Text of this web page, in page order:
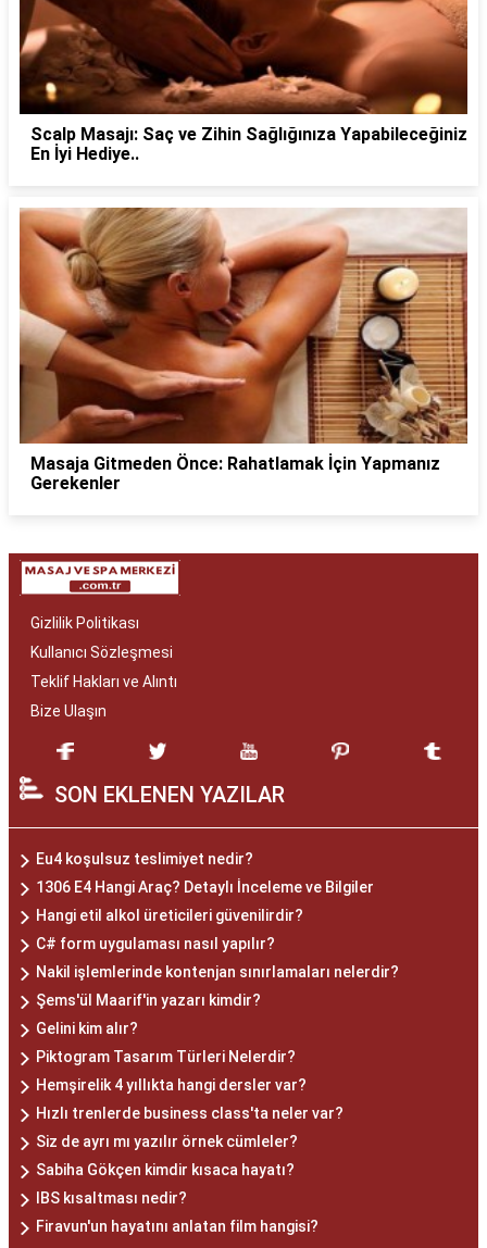
Scalp Masajı: Saç ve Zihin Sağlığınıza Yapabileceğiniz
En İyi Hediye..
Masaja Gitmeden Önce: Rahatlamak İçin Yapmanız
Gerekenler
Gizlilik Politikası
Kullanıcı Sözleşmesi
Teklif Hakları ve Alıntı
Bize Ulaşın
SON EKLENEN YAZILAR
Eu4 koşulsuz teslimiyet nedir?
1306 E4 Hangi Araç? Detaylı İnceleme ve Bilgiler
Hangi etil alkol üreticileri güvenilirdir?
C# form uygulaması nasıl yapılır?
Nakil işlemlerinde kontenjan sınırlamaları nelerdir?
Şems'ül Maarif'in yazarı kimdir?
Gelini kim alır?
Piktogram Tasarım Türleri Nelerdir?
Hemşirelik 4 yıllıkta hangi dersler var?
Hızlı trenlerde business class'ta neler var?
Siz de ayrı mı yazılır örnek cümleler?
Sabiha Gökçen kimdir kısaca hayatı?
IBS kısaltması nedir?
Firavun'un hayatını anlatan film hangisi?